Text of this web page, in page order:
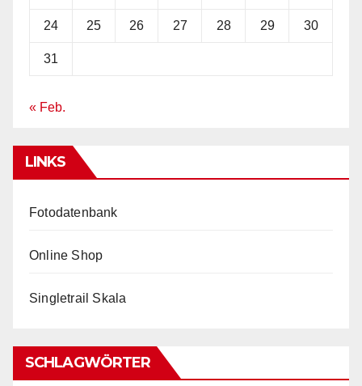
24 25 26 27 28 29 30
31
« Feb.
LINKS
Fotodatenbank
Online Shop
Singletrail Skala
SCHLAGWÖRTER